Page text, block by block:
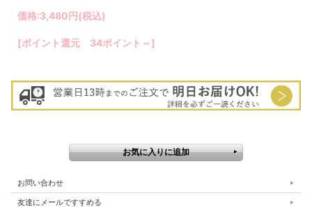
価格:3,480円(税込)
[ポイント還元 34ポイント～]
お問い合わせ
友達にメールですすめる